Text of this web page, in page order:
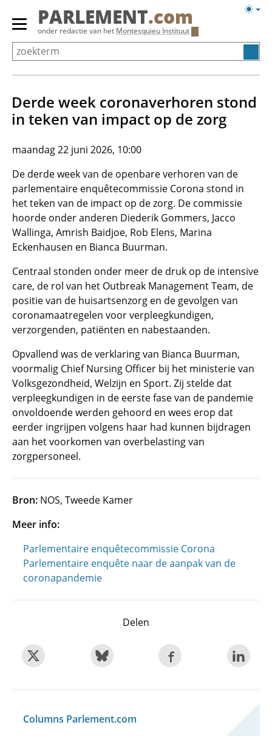
Overslaan
Primair
menu
tonen/verbergen
PARLEMENT.com
onder redactie van het Montesquieu Instituut
Derde week coronaverhoren stond
in teken van impact op de zorg
maandag 22 juni 2026, 10:00
De derde week van de openbare verhoren van de
parlementaire enquêtecommissie Corona stond in
het teken van de impact op de zorg. De commissie
hoorde onder anderen Diederik Gommers, Jacco
Wallinga, Amrish Baidjoe, Rob Elens, Marina
Eckenhausen en Bianca Buurman.
Centraal stonden onder meer de druk op de intensive
care, de rol van het Outbreak Management Team, de
positie van de huisartsenzorg en de gevolgen van
coronamaatregelen voor verpleegkundigen,
verzorgenden, patiënten en nabestaanden.
Opvallend was de verklaring van Bianca Buurman,
voormalig Chief Nursing Officer bij het ministerie van
Volksgezondheid, Welzijn en Sport. Zij stelde dat
verpleegkundigen in de eerste fase van de pandemie
onvoldoende werden gehoord en wees erop dat
eerder ingrijpen volgens haar had kunnen bijdragen
aan het voorkomen van overbelasting van
zorgpersoneel.
Bron: NOS, Tweede Kamer
Meer info:
Parlementaire enquêtecommissie Corona
Parlementaire enquête naar de aanpak van de
coronapandemie
Delen
Columns Parlement.com